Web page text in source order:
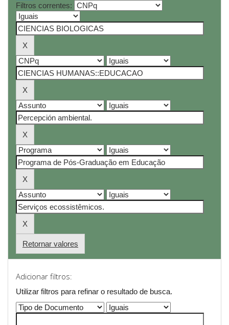
Filtros correntes:
Retornar valores
Adicionar filtros:
Utilizar filtros para refinar o resultado de busca.